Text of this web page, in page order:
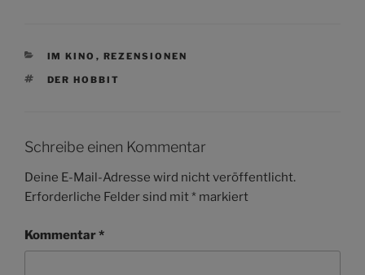
KATEGORIEN
IM KINO , REZENSIONEN
SCHLAGWÖRTER
DER HOBBIT
Schreibe einen Kommentar
Deine E-Mail-Adresse wird nicht veröffentlicht.
Erforderliche Felder sind mit* markiert
Kommentar*